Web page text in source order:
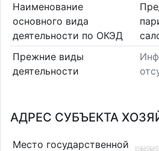
Наименование
основного вида
деятельности по ОКЭД
Прежние виды
деятельности
АДРЕС СУБЪЕКТА
Место государственной